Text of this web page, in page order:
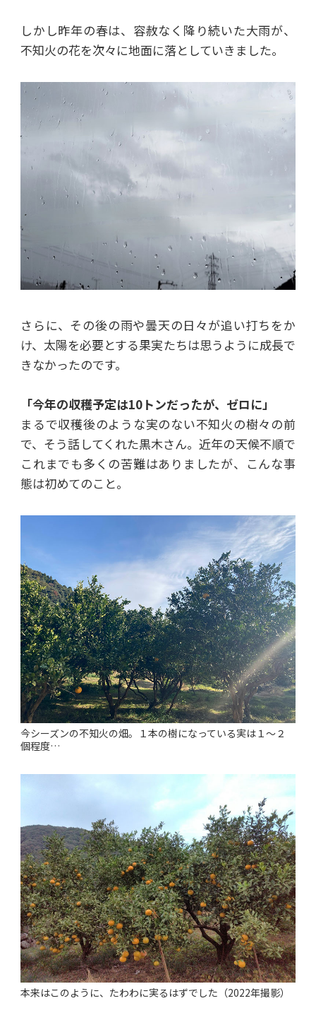
しかし昨年の春は、容赦なく降り続いた大雨が、
不知火の花を次々に地面に落としていきました。
さらに、その後の雨や曇天の日々が追い打ちをか
け、太陽を必要とする果実たちは思うように成長で
きなかったのです。
「今年の収穫予定は10トンだったが、ゼロに」
まるで収穫後のような実のない不知火の樹々の前
で、そう話してくれた黒木さん。近年の天候不順で
これまでも多くの苦難はありましたが、こんな事
態は初めてのこと。
今シーズンの不知火の畑。１本の樹になっている実は１～２
個程度…
本来はこのように、たわわに実るはずでした（2022年撮影）